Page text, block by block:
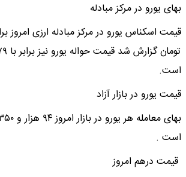
بهای یورو در مرکز مبادله
است.
قیمت یورو در بازار آزاد
است .
قیمت درهم امروز